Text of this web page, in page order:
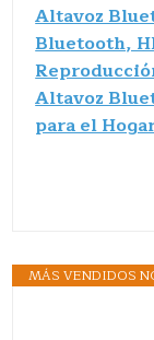
Altavoz
Bluetooth,
Altavoz
para el
MÁS VENDIDOS